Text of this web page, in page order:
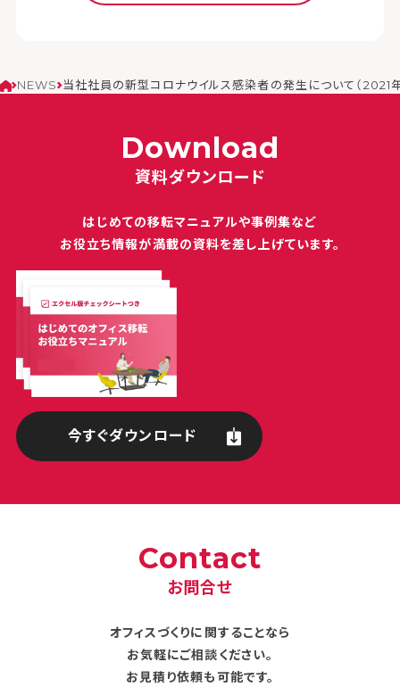
NEWS 当社社員の新型コロナウイルス感染者の発生について（2021
Download
資料ダウンロード
はじめての移転マニュアルや事例集など
お役立ち情報が満載の資料を差し上げています。
今すぐダウンロード
Contact
お問合せ
オフィスづくりに関することなら
お気軽にご相談ください。
お見積り依頼も可能です。